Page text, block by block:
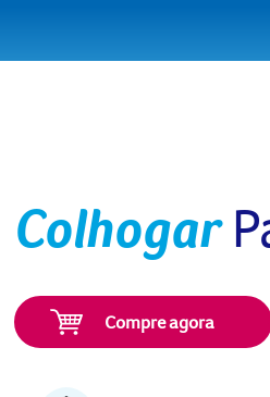
Colhogar
Compre agora